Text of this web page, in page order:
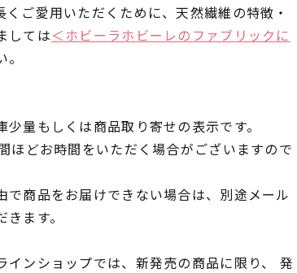
ご愛用いただくために、天然繊維の特徴・
しては＜ホビーラホビーレのファブリックに
量もしくは商品取り寄せの表示です。
ほどお時間をいただく場合がございますので
で商品をお届けできない場合は、別途メール
ます。
インショップでは、新発売の商品に限り、 発